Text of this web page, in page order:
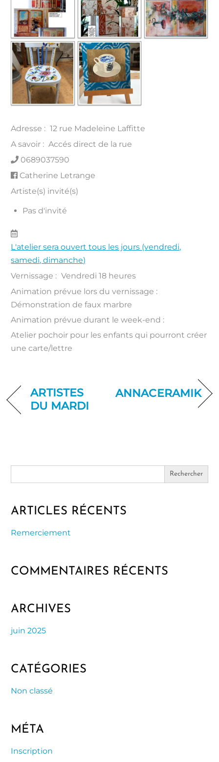
Adresse : 12 rue Madeleine Laffitte
A savoir : Accés direct de la rue
0689037590
Catherine Letrange
Artiste(s) invité(s)
Pas d'invité
L'atelier sera ouvert tous les jours (vendredi,
samedi, dimanche)
Vernissage : Vendredi 18 heures
Animation prévue lors du vernissage :
Démonstration de faux marbre
Animation prévue durant le week-end :
Atelier pochoir pour les enfants qui pourront créer
une carte/lettre
ARTISTES
DU MARDI
ANNACERAMIK
Search
ARTICLES RÉCENTS
Remerciement
COMMENTAIRES RÉCENTS
ARCHIVES
juin 2025
CATÉGORIES
Non classé
MÉTA
Inscription